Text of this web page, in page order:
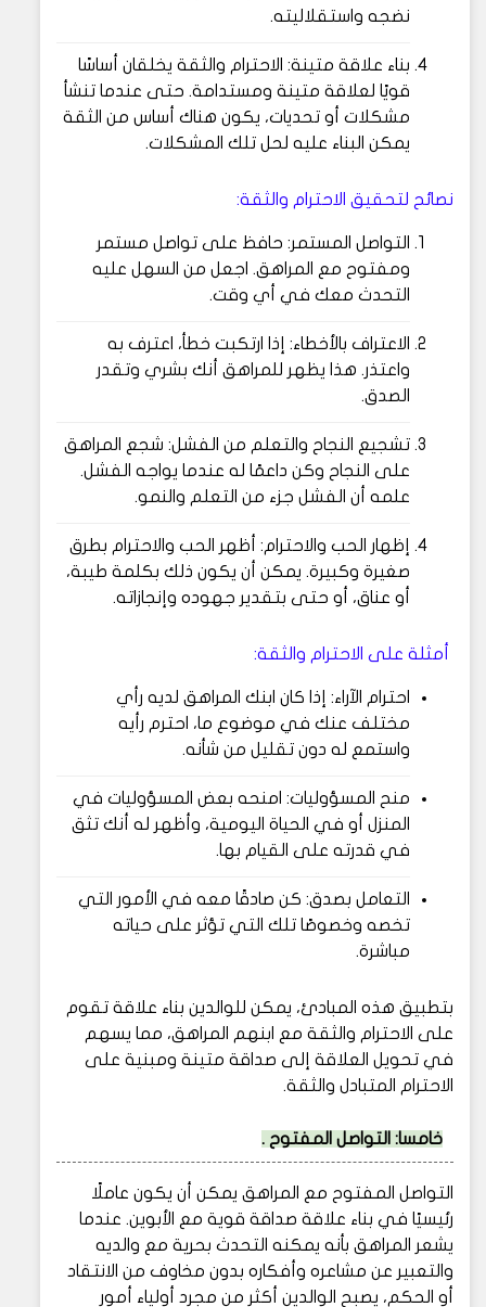
نضجه واستقلاليته.
بناء علاقة متينة: الاحترام والثقة يخلقان أساسًا
قويًا لعلاقة متينة ومستدامة. حتى عندما تنشأ
مشكلات أو تحديات، يكون هناك أساس من الثقة
يمكن البناء عليه لحل تلك المشكلات.
نصائح لتحقيق الاحترام والثقة:
التواصل المستمر: حافظ على تواصل مستمر
ومفتوح مع المراهق. اجعل من السهل عليه
التحدث معك في أي وقت.
الاعتراف بالأخطاء: إذا ارتكبت خطأ، اعترف به
واعتذر. هذا يظهر للمراهق أنك بشري وتقدر
الصدق.
تشجيع النجاح والتعلم من الفشل: شجع المراهق
على النجاح وكن داعمًا له عندما يواجه الفشل.
علمه أن الفشل جزء من التعلم والنمو.
إظهار الحب والاحترام: أظهر الحب والاحترام بطرق
صغيرة وكبيرة. يمكن أن يكون ذلك بكلمة طيبة،
أو عناق، أو حتى بتقدير جهوده وإنجازاته.
أمثلة على الاحترام والثقة:
احترام الآراء: إذا كان ابنك المراهق لديه رأي
مختلف عنك في موضوع ما، احترم رأيه
واستمع له دون تقليل من شأنه.
منح المسؤوليات: امنحه بعض المسؤوليات في
المنزل أو في الحياة اليومية، وأظهر له أنك تثق
في قدرته على القيام بها.
التعامل بصدق: كن صادقًا معه في الأمور التي
تخصه وخصوصًا تلك التي تؤثر على حياته
مباشرة.
بتطبيق هذه المبادئ، يمكن للوالدين بناء علاقة تقوم
على الاحترام والثقة مع ابنهم المراهق، مما يسهم
في تحويل العلاقة إلى صداقة متينة ومبنية على
الاحترام المتبادل والثقة.
خامسا: التواصل المفتوح .
التواصل المفتوح مع المراهق يمكن أن يكون عاملًا
رئيسيًا في بناء علاقة صداقة قوية مع الأبوين. عندما
يشعر المراهق بأنه يمكنه التحدث بحرية مع والديه
والتعبير عن مشاعره وأفكاره بدون مخاوف من الانتقاد
أو الحكم، يصبح الوالدين أكثر من مجرد أولياء أمور